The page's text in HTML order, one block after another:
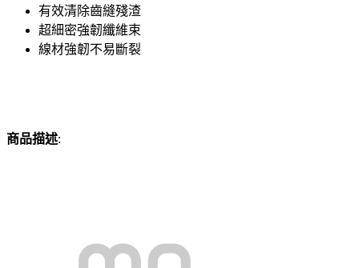
有效清除齒縫殘渣
超細密強韌纖維束
線材強韌不易斷裂
商品描述: